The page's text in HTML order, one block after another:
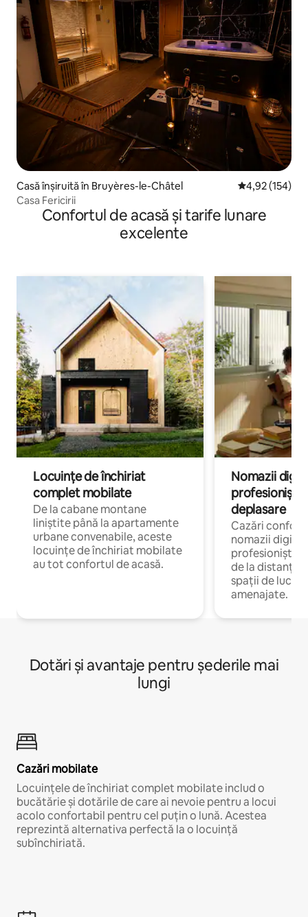
Casă înșiruită în Bruyères-le-Châtel Scor mediu de
4,92 (154)
Casa Fericirii
Confortul de acasă și tarife lunare
excelente
Locuințe de închiriat
complet mobilate
De la cabane montane
liniștite până la apartamente
urbane convenabile, aceste
locuințe de închiriat mobilate
au tot confortul de acasă.
Nomazii
profesioniștii
deplasare
Cazări
nomazii
profesioniștii
de la distanță,
spații de lucru
amenajate.
Dotări și avantaje pentru șederile mai
lungi
Cazări mobilate
Locuințele de închiriat complet mobilate includ o
bucătărie și dotările de care ai nevoie pentru a locui
acolo confortabil pentru cel puțin o lună. Acestea
reprezintă alternativa perfectă la o locuință
subînchiriată.